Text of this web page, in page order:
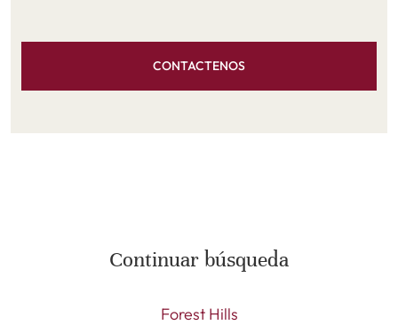
CONTACTENOS
Continuar búsqueda
Forest Hills